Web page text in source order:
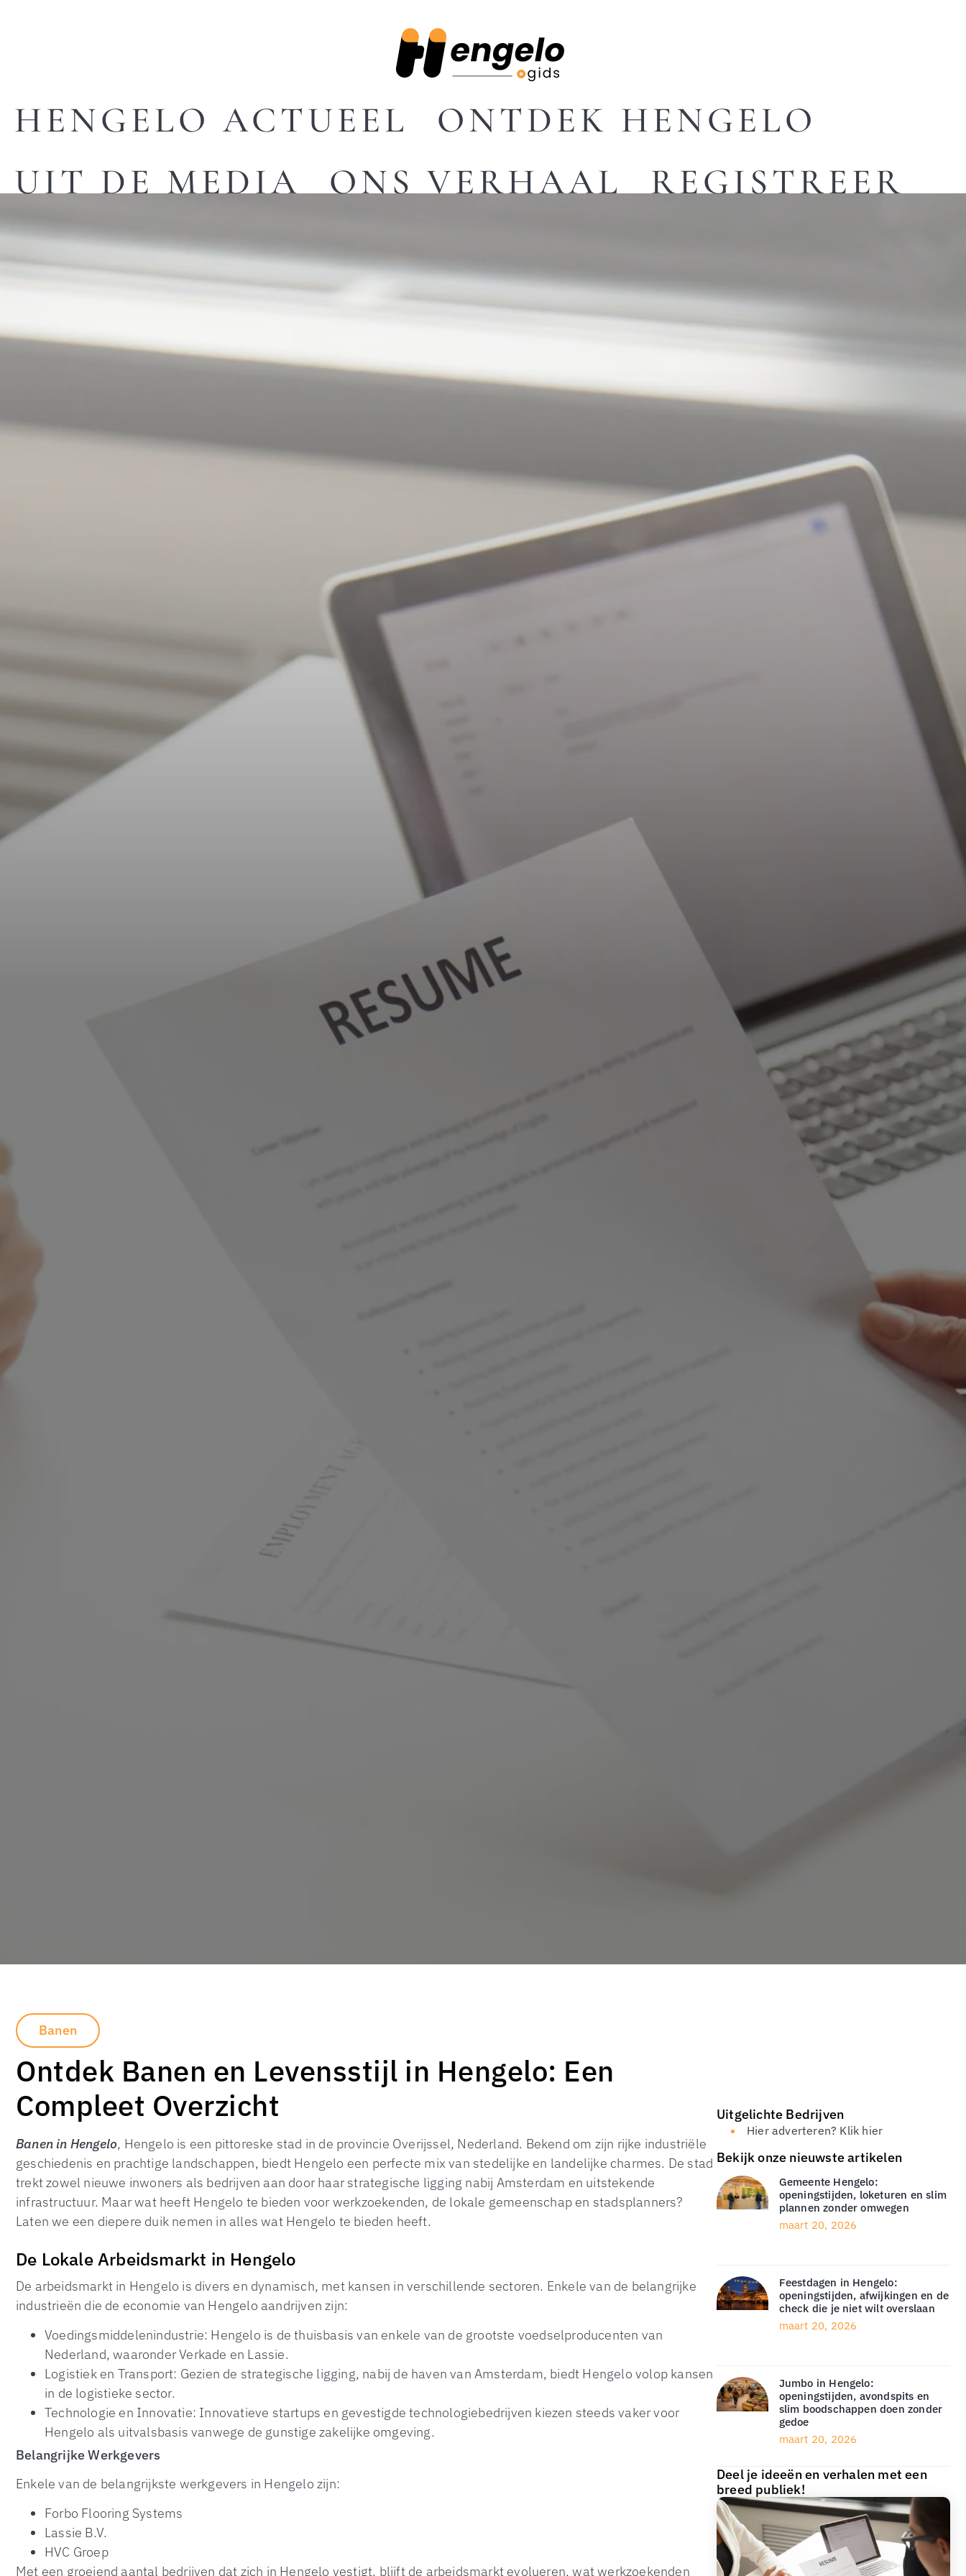
HENGELO ACTUEEL
ONTDEK HENGELO
UIT DE MEDIA
ONS VERHAAL REGISTREER
Banen
Ontdek Banen en Levensstijl in Hengelo: Een
Compleet Overzicht
Banen in Hengelo, Hengelo is een pittoreske stad in de provincie Overijssel, Nederland. Bekend om zijn rijke industriële
geschiedenis en prachtige landschappen, biedt Hengelo een perfecte mix van stedelijke en landelijke charmes. De stad
trekt zowel nieuwe inwoners als bedrijven aan door haar strategische ligging nabij Amsterdam en uitstekende
infrastructuur. Maar wat heeft Hengelo te bieden voor werkzoekenden, de lokale gemeenschap en stadsplanners?
Laten we een diepere duik nemen in alles wat Hengelo te bieden heeft.
De Lokale Arbeidsmarkt in Hengelo
De arbeidsmarkt in Hengelo is divers en dynamisch, met kansen in verschillende sectoren. Enkele van de belangrijke
industrieën die de economie van Hengelo aandrijven zijn:
Voedingsmiddelenindustrie: Hengelo is de thuisbasis van enkele van de grootste voedselproducenten van
Nederland, waaronder Verkade en Lassie.
Logistiek en Transport: Gezien de strategische ligging, nabij de haven van Amsterdam, biedt Hengelo volop kansen
in de logistieke sector.
Technologie en Innovatie: Innovatieve startups en gevestigde technologiebedrijven kiezen steeds vaker voor
Hengelo als uitvalsbasis vanwege de gunstige zakelijke omgeving.
Belangrijke Werkgevers
Enkele van de belangrijkste werkgevers in Hengelo zijn:
Forbo Flooring Systems
Lassie B.V.
HVC Groep
Met een groeiend aantal bedrijven dat zich in Hengelo vestigt, blijft de arbeidsmarkt evolueren, wat werkzoekenden
Uitgelichte Bedrijven
Hier adverteren? Klik hier
Bekijk onze nieuwste artikelen
Gemeente Hengelo:
openingstijden, loketuren en slim
plannen zonder omwegen
maart 20, 2026
Feestdagen in Hengelo:
openingstijden, afwijkingen en de
check die je niet wilt overslaan
maart 20, 2026
Jumbo in Hengelo:
openingstijden, avondspits en
slim boodschappen doen zonder
gedoe
maart 20, 2026
Deel je ideeën en verhalen met een
breed publiek!